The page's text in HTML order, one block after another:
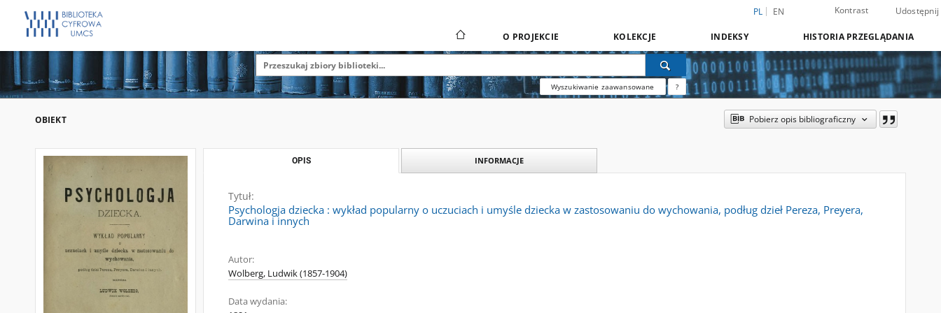
PL EN Kontrast Udostępnij
O PROJEKCIE KOLEKCJE INDEKSY HISTORIA PRZEGLĄDANIA
Wyszukiwanie zaawansowane ?
OBIEKT Pobierz opis bibliograficzny
OPIS INFORMACJE
Tytuł:
Psychologja dziecka : wykład popularny o uczuciach i umyśle dziecka w zastosowaniu do wychowania, podług dzieł Pereza, Preyera,
Darwina i innych
Autor:
Wolberg, Ludwik (1857-1904)
Data wydania: